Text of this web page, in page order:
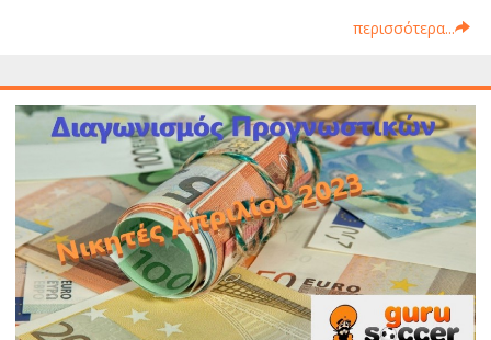
περισσότερα...